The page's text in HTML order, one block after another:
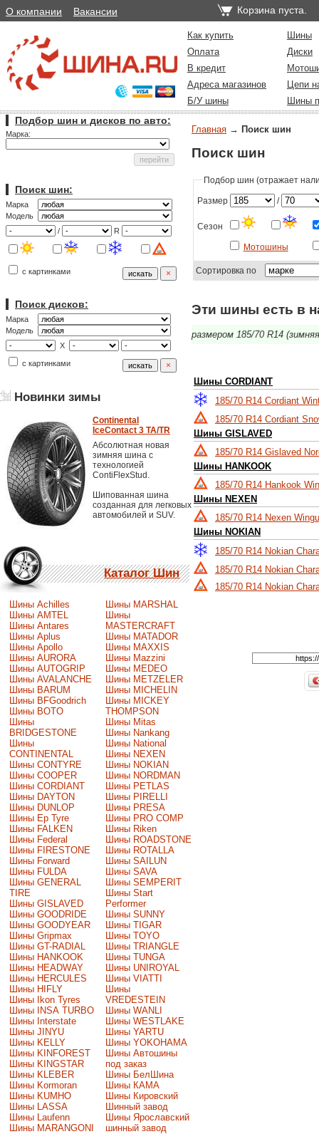
О компании Вакансии Корзина пуста.
Как купить
Шины
Оплата
Диски
В кредит
Адреса магазинов
Цепи
Б/У шины
Шины
Подбор шин и дисков по авто:
Марка:
Поиск шин:
Марка
Модель
/
R
с картинками
Поиск дисков:
Марка
Модель
X
с картинками
Новинки зимы
Continental
IceContact 3 TA/TR
Абсолютная новая
зимняя шина с
технологией
ContiFlexStud.
Шипованная шина
созданная для легковых
автомобилей и SUV.
Каталог Шин
Шины Achilles
Шины AMTEL
Шины Antares
Шины Aplus
Шины Apollo
Шины AURORA
Шины AUTOGRIP
Шины AVALANCHE
Шины BARUM
Шины BFGoodrich
Шины BOTO
Шины
BRIDGESTONE
Шины
CONTINENTAL
Шины CONTYRE
Шины COOPER
Шины CORDIANT
Шины DAYTON
Шины DUNLOP
Шины Ep Tyre
Шины FALKEN
Шины Federal
Шины FIRESTONE
Шины Forward
Шины FULDA
Шины GENERAL
TIRE
Шины GISLAVED
Шины GOODRIDE
Шины GOODYEAR
Шины Gripmax
Шины GT-RADIAL
Шины HANKOOK
Шины HEADWAY
Шины HERCULES
Шины HIFLY
Шины Ikon Tyres
Шины INSA TURBO
Шины Interstate
Шины JINYU
Шины KELLY
Шины KINFOREST
Шины KINGSTAR
Шины KLEBER
Шины Kormoran
Шины KUMHO
Шины LASSA
Шины Laufenn
Шины MARANGONI
Шины MARSHAL
Шины
MASTERCRAFT
Шины MATADOR
Шины MAXXIS
Шины Mazzini
Шины MEDEO
Шины METZELER
Шины MICHELIN
Шины MICKEY
THOMPSON
Шины Mitas
Шины Nankang
Шины National
Шины NEXEN
Шины NOKIAN
Шины NORDMAN
Шины PETLAS
Шины PIRELLI
Шины PRESA
Шины PRO COMP
Шины Riken
Шины ROADSTONE
Шины ROTALLA
Шины SAILUN
Шины SAVA
Шины SEMPERIT
Шины Start
Performer
Шины SUNNY
Шины TIGAR
Шины TOYO
Шины TRIANGLE
Шины TUNGA
Шины UNIROYAL
Шины VIATTI
Шины
VREDESTEIN
Шины WANLI
Шины WESTLAKE
Шины YARTU
Шины YOKOHAMA
Шины Автошины
под заказ
Шины БелШина
Шины КАМА
Шины Кировский
Шинный завод
Шины Ярославский
шинный завод
Главная → Поиск шин
Поиск шин
Подбор шин (отражает
Размер /
Сезон
Мотошины
Сортировка по
Эти шины есть в
размером 185/70 R14
Шины CORDIANT
185/70 R14 Cordiant
185/70 R14 Cordiant
Шины GISLAVED
185/70 R14 Gislaved
Шины HANKOOK
185/70 R14 Hankook
Шины NEXEN
185/70 R14 Nexen
Шины NOKIAN
185/70 R14 Nokian
185/70 R14 Nokian
185/70 R14 Nokian